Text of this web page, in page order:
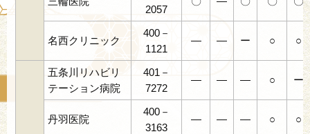
2057
名西クリニック
400－
1121
― ― ー ○ ○
五条川リハビリ
テーション病院
401－
7272
― ― ― ○ ー
丹羽医院
400－
3163
― ― ― ○ ○